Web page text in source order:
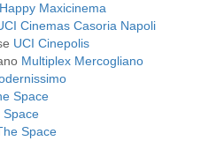
Happy Maxicinema
Cinemas Casoria Napoli
UCI Cinepolis
Multiplex Mercogliano
Space
Space
Space